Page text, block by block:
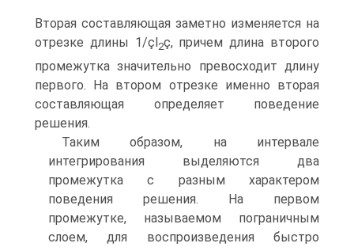
Вторая составляющая заметно изменяется на
отрезке длины 1/çl 2ç, причем длина второго
промежутка значительно превосходит длину
первого. На втором отрезке именно вторая
составляющая определяет поведение
решения.
Таким образом, на интервале
интегрирования выделяются два
промежутка с разным характером
поведения решения. На первом
промежутке, называемом пограничным
слоем, для воспроизведения быстро